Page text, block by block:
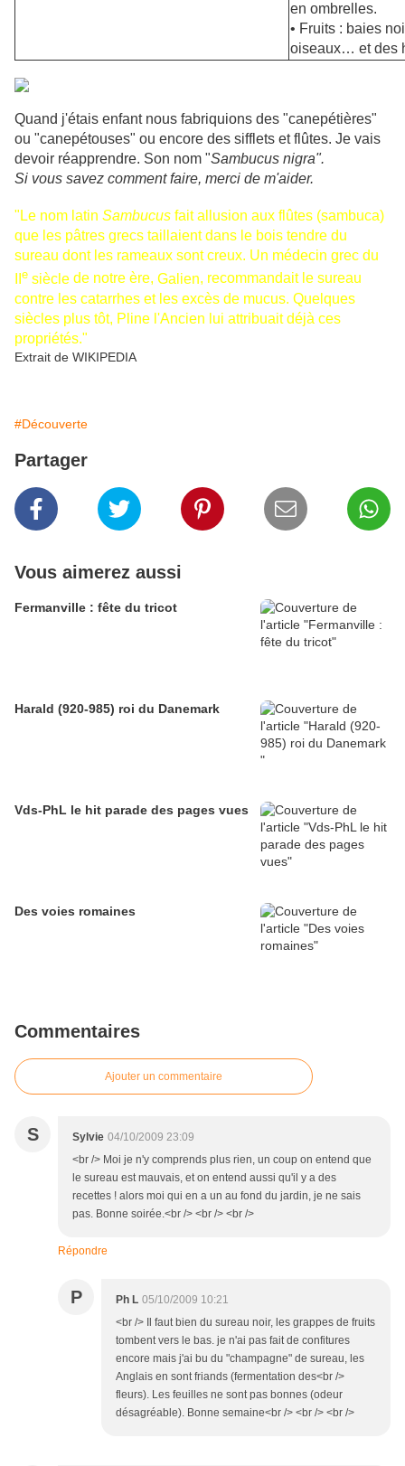
en ombrelles.
• Fruits : baies
oiseaux… et des
Quand j'étais enfant nous fabriquions des "canepétières"
ou "canepétouses" ou encore des sifflets et flûtes. Je vais
devoir réapprendre. Son nom "Sambucus nigra".
Si vous savez comment faire, merci de m'aider.
"Le nom latin Sambucus fait allusion aux flûtes (sambuca)
que les pâtres grecs taillaient dans le bois tendre du
sureau dont les rameaux sont creux. Un médecin grec du
e siècle de notre ère, Galien, recommandait le sureau
contre les catarrhes et les excès de mucus. Quelques
siècles plus tôt, Pline l'Ancien lui attribuait déjà ces
propriétés."
Extrait de WIKIPEDIA
#Découverte
Partager
Vous aimerez aussi
Fermanville : fête du tricot
Harald (920-985) roi du Danemark
Vds-PhL le hit parade des pages vues
Des voies romaines
Commentaires
Ajouter un commentaire
S Sylvie 04/10/2009 23:09
<br /> Moi je n'y comprends plus rien, un coup on entend que
le sureau est mauvais, et on entend aussi qu'il y a des
recettes ! alors moi qui en a un au fond du jardin, je ne sais
pas. Bonne soirée.<br /> <br /> <br />
Répondre
P Ph L 05/10/2009 10:21
<br /> Il faut bien du sureau noir, les grappes de fruits
tombent vers le bas. je n'ai pas fait de confitures
encore mais j'ai bu du "champagne" de sureau, les
Anglais en sont friands (fermentation des<br />
fleurs). Les feuilles ne sont pas bonnes (odeur
désagréable). Bonne semaine<br /> <br /> <br />